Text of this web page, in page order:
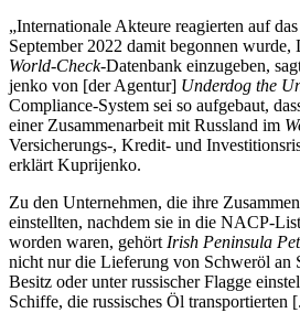
„Inter­na­tio­nale Akteure reagier­ten auf
Sep­tem­ber 2022 damit begon­nen wurde,
World-Check-Daten­bank ein­zu­ge­ben,
jenko von [der Agentur] Under­dog the
Com­pli­ance-System sei so auf­ge­baut,
einer Zusam­men­ar­beit mit Russ­land im
Versicherungs‑, Kredit- und
erklärt Kuprijenko.
Zu den Unter­neh­men, die ihre
ein­stell­ten, nachdem sie in die NACP-
worden waren, gehört Irish Pen­in­sula
nicht nur die Lie­fe­rung von Schweröl an
Besitz oder unter rus­si­scher Flagge
Schiffe, die rus­si­sches Öl transportierten